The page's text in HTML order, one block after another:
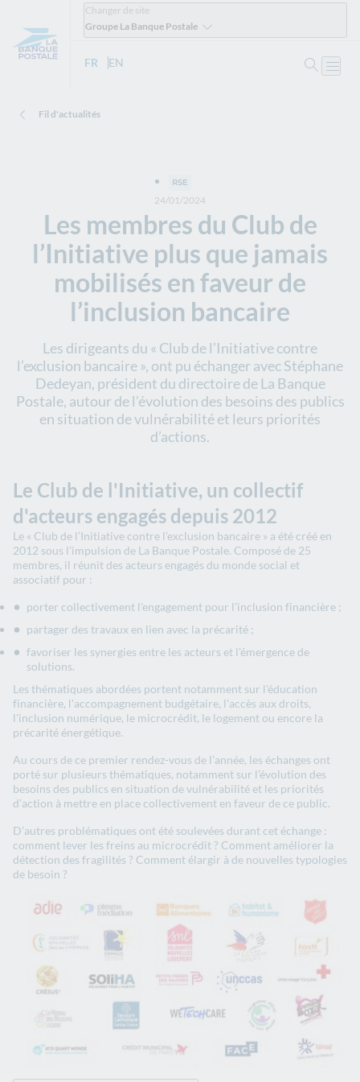
Changer de site
Groupe La Banque Postale
FR - Version française
EN
Fil d'actualités
Les membres du Club de
l’Initiative plus que jamais
mobilisés en faveur de
l’inclusion bancaire
24/01/2024
RSE
Les dirigeants du « Club de l’Initiative contre
l’exclusion bancaire », ont pu échanger avec Stéphane
Dedeyan, président du directoire de La Banque
Postale, autour de l’évolution des besoins des publics
en situation de vulnérabilité et leurs priorités
d’actions.
Le Club de l'Initiative, un collectif
d'acteurs engagés depuis 2012
Le « Club de l’Initiative contre l’exclusion bancaire » a été créé en
2012 sous l’impulsion de La Banque Postale. Composé de 25
membres, il réunit des acteurs engagés du monde social et
associatif pour :
porter collectivement l'engagement pour l'inclusion financière ;
partager des travaux en lien avec la précarité ;
favoriser les synergies entre les acteurs et l'émergence de
solutions.
Les thématiques abordées portent notamment sur l'éducation
financière, l'accompagnement budgétaire, l'accès aux droits,
l'inclusion numérique, le microcrédit, le logement ou encore la
précarité énergétique.
Au cours de ce premier rendez-vous de l’année, les échanges ont
porté sur plusieurs thématiques, notamment sur l’évolution des
besoins des publics en situation de vulnérabilité et les priorités
d’action à mettre en place collectivement en faveur de ce public.
D’autres problématiques ont été soulevées durant cet échange :
comment lever les freins au microcrédit ? Comment améliorer la
détection des fragilités ? Comment élargir à de nouvelles typologies
de besoin ?